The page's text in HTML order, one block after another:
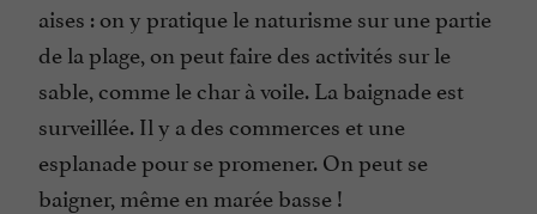
aises : on y pratique le naturisme sur une partie
de la plage, on peut faire des activités sur le
sable, comme le char à voile. La baignade est
surveillée. Il y a des commerces et une
esplanade pour se promener. On peut se
baigner, même en marée basse !